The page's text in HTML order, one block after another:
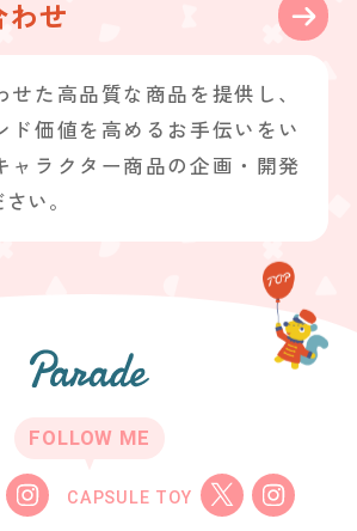
わせ
せた高品質な商品を提供し、
ド価値を高めるお手伝いをい
ャラクター商品の企画・開発
い。
FOLLOW ME
CAPSULE TOY